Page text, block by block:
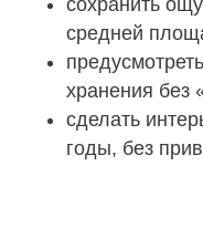
сохранить
средней
хранения без
сделать
годы, без